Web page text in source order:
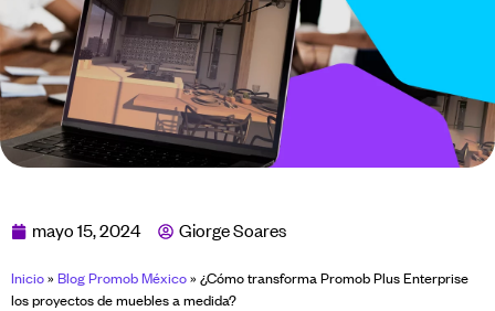
mayo 15, 2024 Giorge Soares
Inicio» Blog Promob México» ¿Cómo transforma Promob Plus Enterprise
los proyectos de muebles a medida?